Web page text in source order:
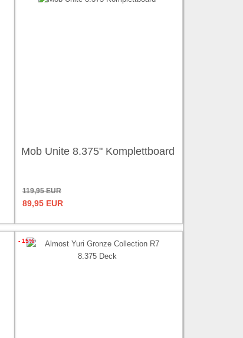
Mob Unite 8.375" Komplettboard
119,95 EUR
89,95 EUR
- 15%